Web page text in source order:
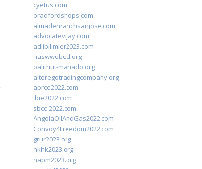
cyetus.com
bradfordshops.com
almadenranchsanjose.com
advocatevijay.com
adlibilimler2023.com
naswwebed.org
balithut-manado.org
alteregotradingcompany.org
aprce2022.com
ibie2022.com
sbcc-2022.com
AngolaOilAndGas2022.com
Convoy4Freedom2022.com
grur2023.org
hkhk2023.org
napm2023.org